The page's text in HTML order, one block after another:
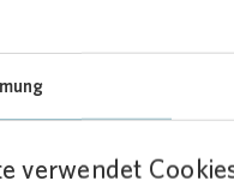
verwendet
VonoviaQuartiersslogan
„Westerfilde &
grün umgebenen grauen
Stadtteil inzwischen